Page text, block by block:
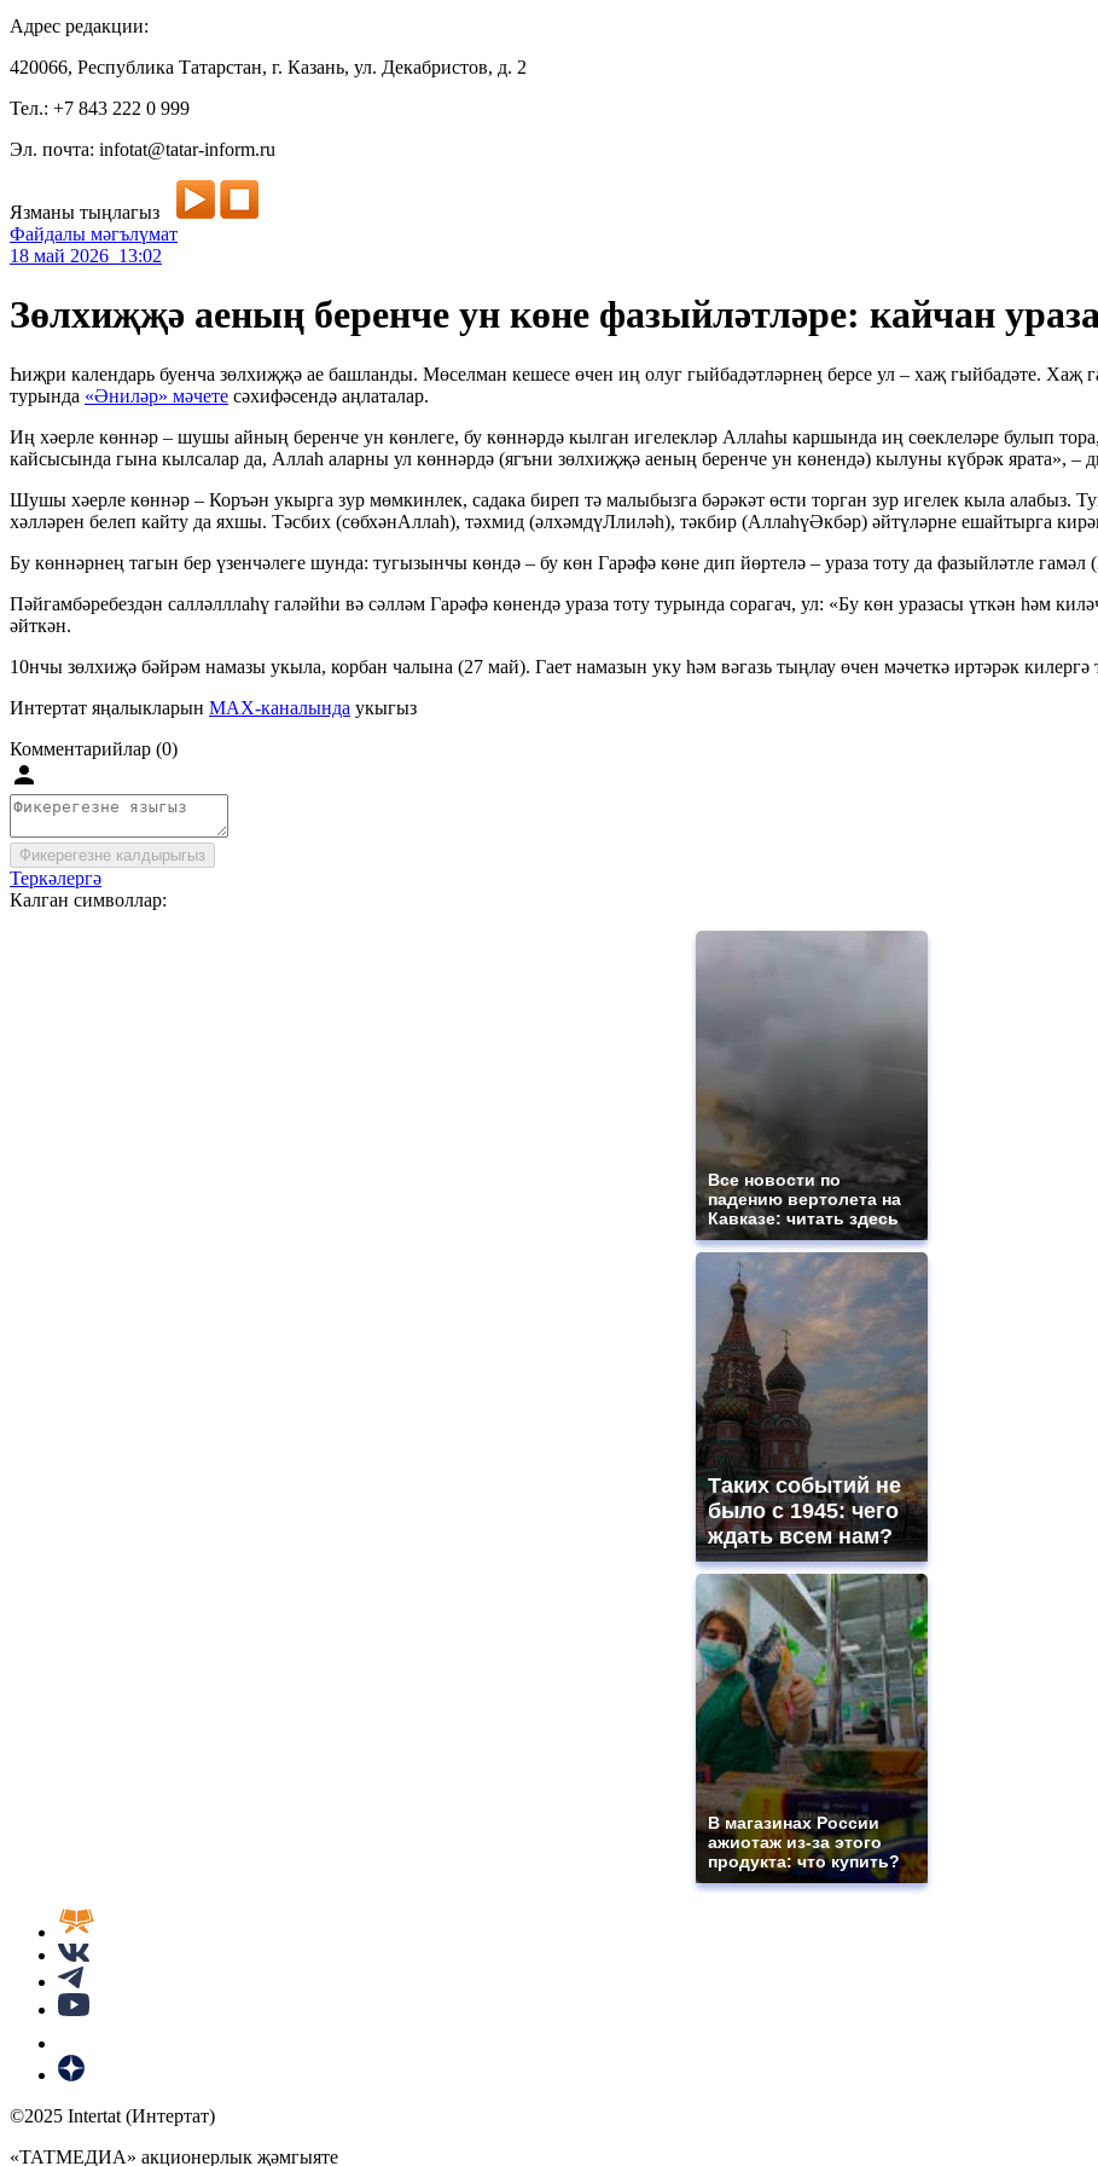
Адрес редакции:
420066, Республика Татарстан, г. Казань, ул. Декабристов, д. 2
Тел.: +7 843 222 0 999
Эл. почта: infotat@tatar-inform.ru
Язманы тыңлагыз
Файдалы мәгълүмат
18 май 2026 13:02
Зөлхиҗҗә аеның беренче ун көне фазыйләтләре: кайчан
Һиҗри календарь буенча зөлхиҗҗә ае башланды. Мөселман кешесе өчен иң олуг гыйбадәтләрнең берсе ул – хаҗ гыйбадәте. Хаҗ
турында «Әниләр» мәчете сәхифәсендә аңлаталар.
Иң хәерле көннәр – шушы айның беренче ун көнлеге, бу көннәрдә кылган игелекләр Аллаһы каршында иң сөеклеләре булып
кайсысында гына кылсалар да, Аллаһ аларны ул көннәрдә (ягъни зөлхиҗҗә аеның беренче ун көнендә) кылуны күбрәк ярата», –
Шушы хәерле көннәр – Коръән укырга зур мөмкинлек, садака биреп тә малыбызга бәрәкәт өсти торган зур игелек кыла
хәлләрен белеп кайту да яхшы. Тәсбих (сөбхәнАллаһ), тәхмид (әлхәмдүЛлиләһ), тәкбир (АллаһүӘкбәр) әйтүләрне ешайтырга
Бу көннәрнең тагын бер үзенчәлеге шунда: тугызынчы көндә – бу көн Гарәфә көне дип йөртелә – ураза тоту да фазыйләтле гамәл
Пәйгамбәребездән салләлллаһү галәйһи вә сәлләм Гарәфә көнендә ураза тоту турында сорагач, ул: «Бу көн уразасы үткән һәм
әйткән.
10нчы зөлхиҗә бәйрәм намазы укыла, корбан чалына (27 май). Гает намазын уку һәм вәгазь тыңлау өчен мәчеткә иртәрәк
Интертат яңалыкларын MAX-каналында укыгыз
Комментарийлар (0)
Фикерегезне калдырыгыз
Теркәлергә
Калган символлар:
Все новости по
падению вертолета на
Кавказе: читать здесь
Таких событий не
было с 1945: чего
ждать всем нам?
В магазинах России
ажиотаж из-за этого
продукта: что купить?
©2025 Intertat (Интертат)
«ТАТМЕДИА» акционерлык җәмгыяте